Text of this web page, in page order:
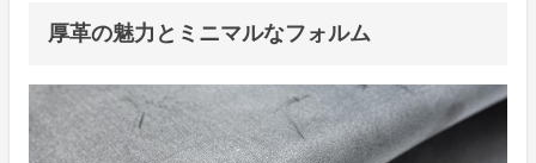
厚革の魅力とミニマルなフォルム